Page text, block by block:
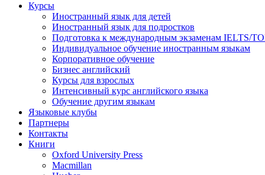
Курсы
Иностранный язык для детей
Иностранный язык для подростков
Подготовка к международным экзаменам IELTS/
Индивидуальное обучение иностранным языкам
Корпоративное обучение
Бизнес английский
Курсы для взрослых
Интенсивный курс английского языка
Обучение другим языкам
Языковые клубы
Партнеры
Контакты
Книги
Oxford University Press
Macmillan